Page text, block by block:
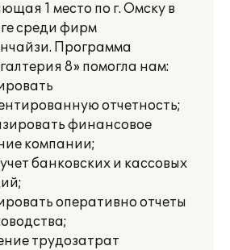
1 место по г. Омску в
среди фирм
Программа
8» помогла нам:
отчетность;
финансовое
компании;
банковских и кассовых
оперативно отчеты
трудозатрат